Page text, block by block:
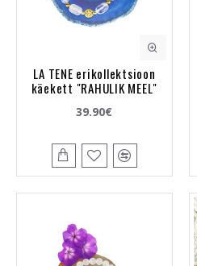
LA TENE erikollektsioon
käekett "RAHULIK MEEL"
39.90€